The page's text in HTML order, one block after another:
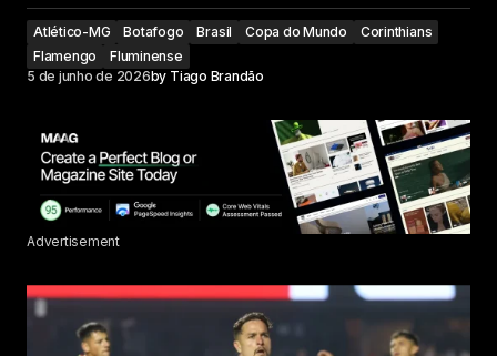
Atlético-MG Botafogo Brasil Copa do Mundo
Corinthians
Flamengo
Fluminense
5 de junho de 2026by Tiago Brandão
Advertisement